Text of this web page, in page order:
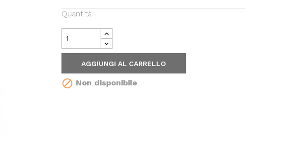
Quantità
AGGIUNGI AL CARRELLO
 Non disponibile